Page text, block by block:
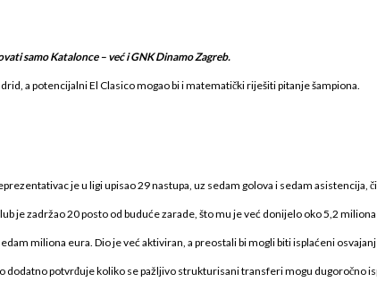
samo Katalonce – već i GNK Dinamo Zagreb.
a potencijalni El Clasico mogao bi i matematički riješiti pitanje šampiona.
je u ligi upisao 29 nastupa, uz sedam golova i sedam asistencija,
je zadržao 20 posto od buduće zarade, što mu je već donijelo oko 5,2
miliona eura. Dio je već aktiviran, a preostali bi mogli biti isplaćeni
dodatno potvrđuje koliko se pažljivo strukturisani transferi mogu dugoročno